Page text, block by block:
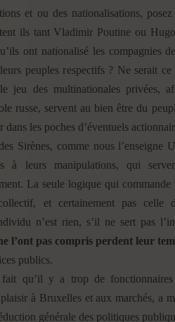
et ou des nationalisations,
ils tant Vladimir Poutine ou
ont nationalisé les compagnies
peuples respectifs ? Ne serait ce
jeu des multinationales privées,
russe, servent au bien être du
les poches d’éventuels
Sirènes, comme nous l’enseigne
à leurs manipulations, qui
La seule logique qui commande
et certainement pas celle
n’est rien, s’il ne sert pas
l’ont pas compris perdent leur
publics.
qu’il y a trop de
à Bruxelles et aux marchés, a
générale des politiques